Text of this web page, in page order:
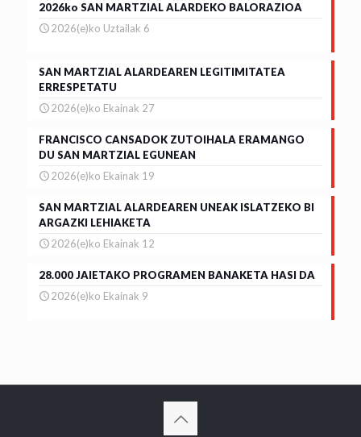
2026ko SAN MARTZIAL ALARDEKO BALORAZIOA
2026(e)ko Uztailak 6
SAN MARTZIAL ALARDEAREN LEGITIMITATEA
ERRESPETATU
2026(e)ko Ekainak 27
FRANCISCO CANSADOK ZUTOIHALA ERAMANGO
DU SAN MARTZIAL EGUNEAN
2026(e)ko Ekainak 19
SAN MARTZIAL ALARDEAREN UNEAK ISLATZEKO BI
ARGAZKI LEHIAKETA
2026(e)ko Ekainak 12
28.000 JAIETAKO PROGRAMEN BANAKETA HASI DA
2026(e)ko Ekainak 9